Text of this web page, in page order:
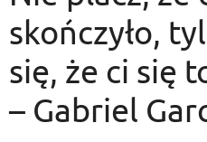
skończyło,
się, że ci się
– Gabriel